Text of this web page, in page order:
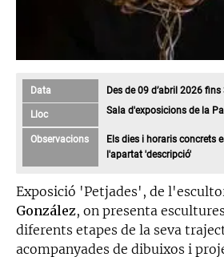
Data Des de 09 d’abril 2026
Lloc Sala d'exposicions de la
Observacions
Els dies i horaris concrets
l'apartat 'descripció'
Exposició 'Petjades', de
González, on presenta
diferents etapes de la seva
acompanyades de dibuixos i